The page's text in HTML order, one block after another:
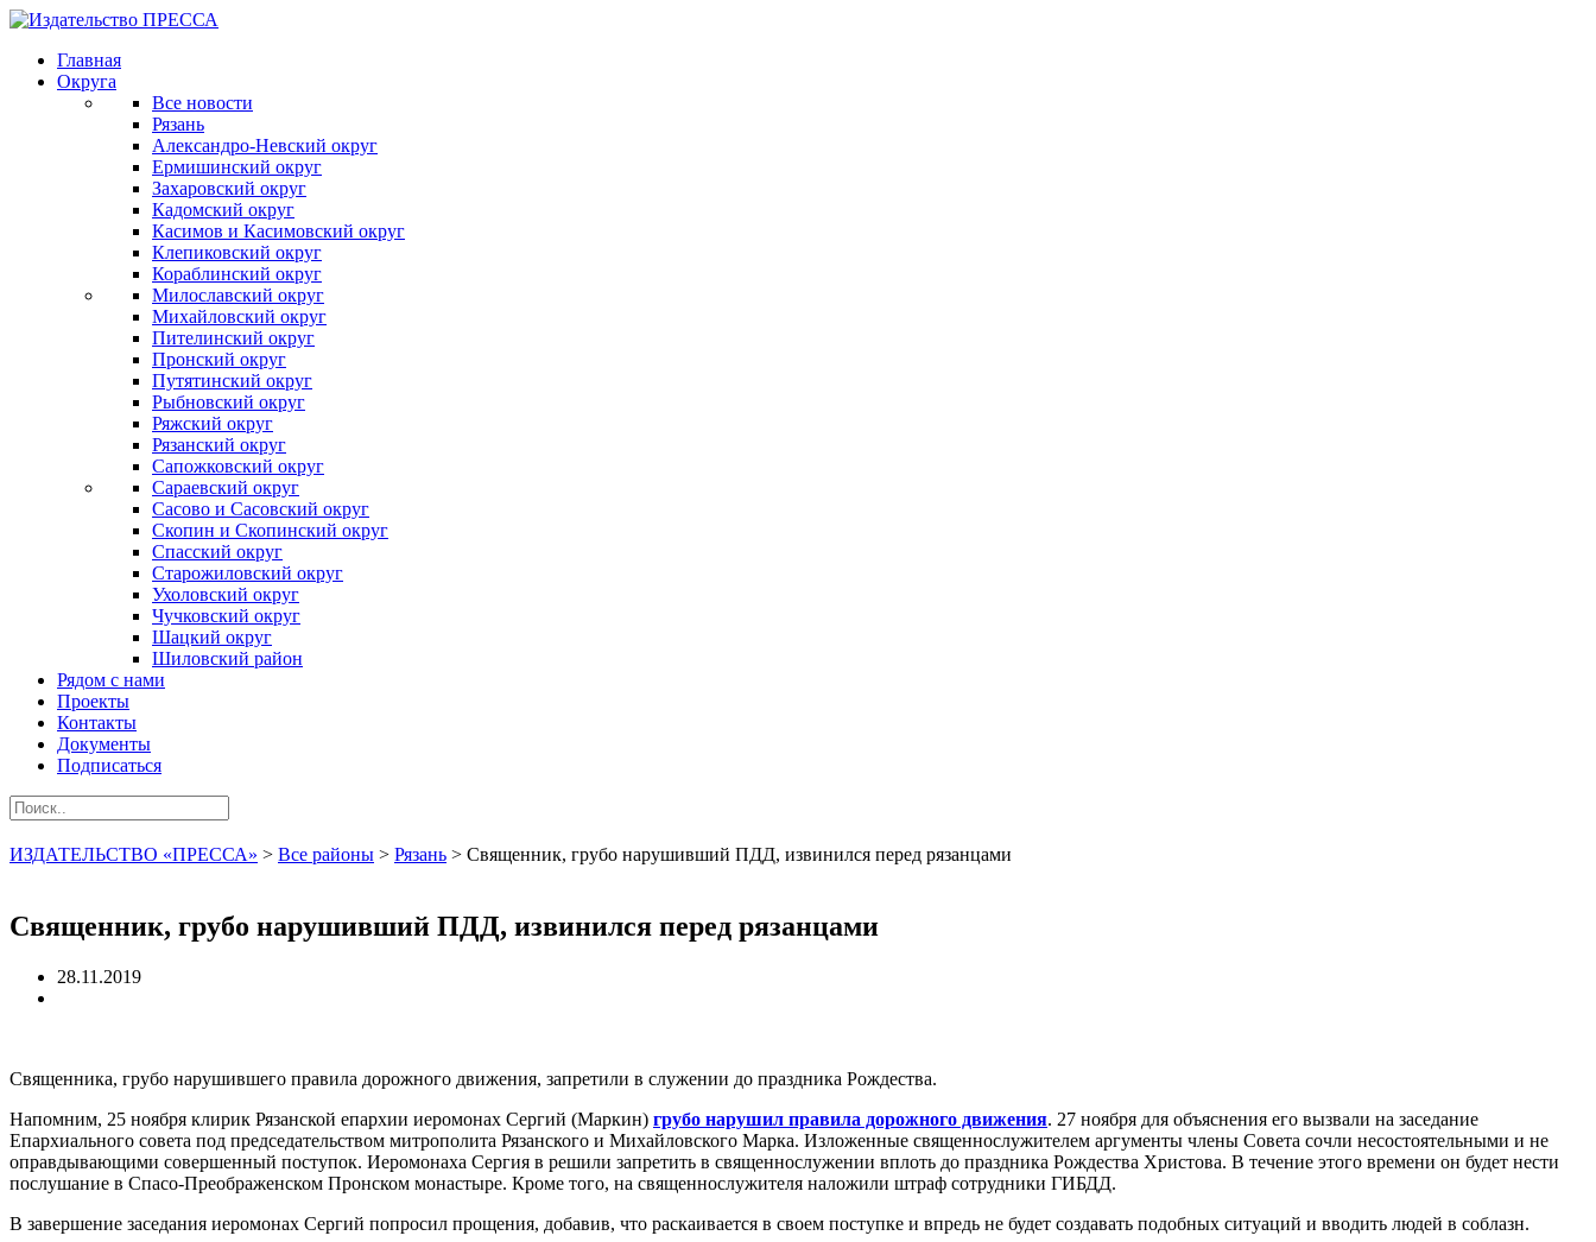
Главная
Округа
Все новости
Рязань
Александро-Невский округ
Ермишинский округ
Захаровский округ
Кадомский округ
Касимов и Касимовский округ
Клепиковский округ
Кораблинский округ
Милославский округ
Михайловский округ
Пителинский округ
Пронский округ
Путятинский округ
Рыбновский округ
Ряжский округ
Рязанский округ
Сапожковский округ
Сараевский округ
Сасово и Сасовский округ
Скопин и Скопинский округ
Спасский округ
Старожиловский округ
Ухоловский округ
Чучковский округ
Шацкий округ
Шиловский район
Рядом с нами
Проекты
Контакты
Документы
Подписаться
ИЗДАТЕЛЬСТВО «ПРЕССА» > Все районы > Рязань > Священник, грубо нарушивший ПДД, извинился перед рязанцами
Священник, грубо нарушивший ПДД, извинился перед рязанцами
28.11.2019
Священника, грубо нарушившего правила дорожного движения, запретили в служении до праздника Рождества.
Напомним, 25 ноября клирик Рязанской епархии иеромонах Сергий (Маркин) грубо нарушил правила дорожного движения. 27 ноября для объяснения его вызвали на заседание
Епархиального совета под председательством митрополита Рязанского и Михайловского Марка. Изложенные священнослужителем аргументы члены Совета сочли несостоятельными и не
оправдывающими совершенный поступок. Иеромонаха Сергия в решили запретить в священнослужении вплоть до праздника Рождества Христова. В течение этого времени он будет нести
послушание в Спасо-Преображенском Пронском монастыре. Кроме того, на священнослужителя наложили штраф сотрудники ГИБДД.
В завершение заседания иеромонах Сергий попросил прощения, добавив, что раскаивается в своем поступке и впредь не будет создавать подобных ситуаций и вводить людей в соблазн.